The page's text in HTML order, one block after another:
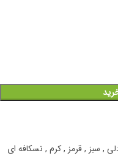
, سبز ,قرمز ,کرم , نسکافه ای